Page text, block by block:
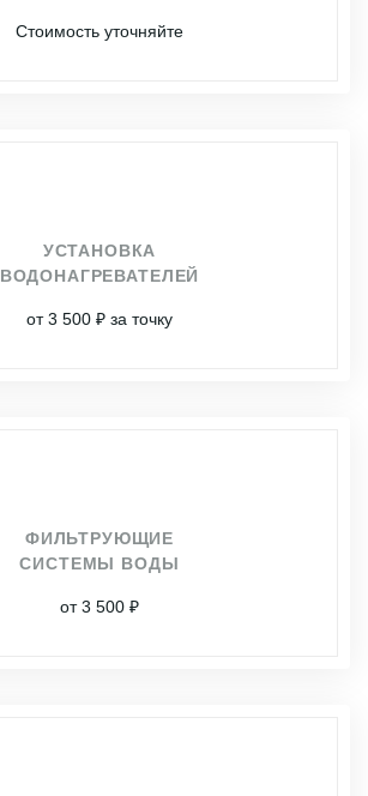
Стоимость уточняйте
УСТАНОВКА
ВОДОНАГРЕВАТЕЛЕЙ
от 3 500 ₽ за точку
ФИЛЬТРУЮЩИЕ
СИСТЕМЫ ВОДЫ
от 3 500 ₽